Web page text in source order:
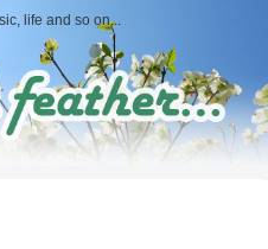
life and so on...